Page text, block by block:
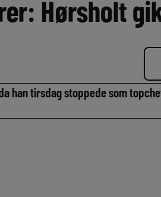
Hørsholt
han tirsdag stoppede som